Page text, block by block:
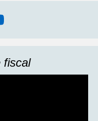
fiscal